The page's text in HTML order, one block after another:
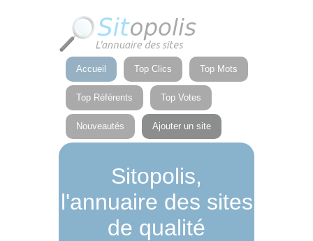
Accueil Top Clics Top Mots
Top Référents Top Votes
Nouveautés Ajouter un site
Sitopolis,
l'annuaire des sites
de qualité